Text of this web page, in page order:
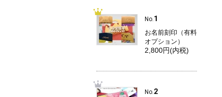
No.1
お名前刻印（有料
オプション）
2,800円(内税)
No.2